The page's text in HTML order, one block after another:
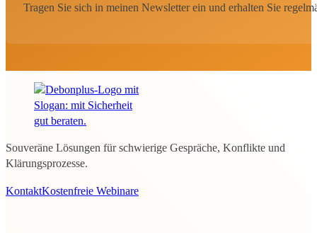
Tragen Sie sich in meinen Newsletter ein und erhalten Sie
Souveräne Lösungen für schwierige Gespräche, Konflikte und
Klärungsprozesse.
KontaktKostenfreie Webinare